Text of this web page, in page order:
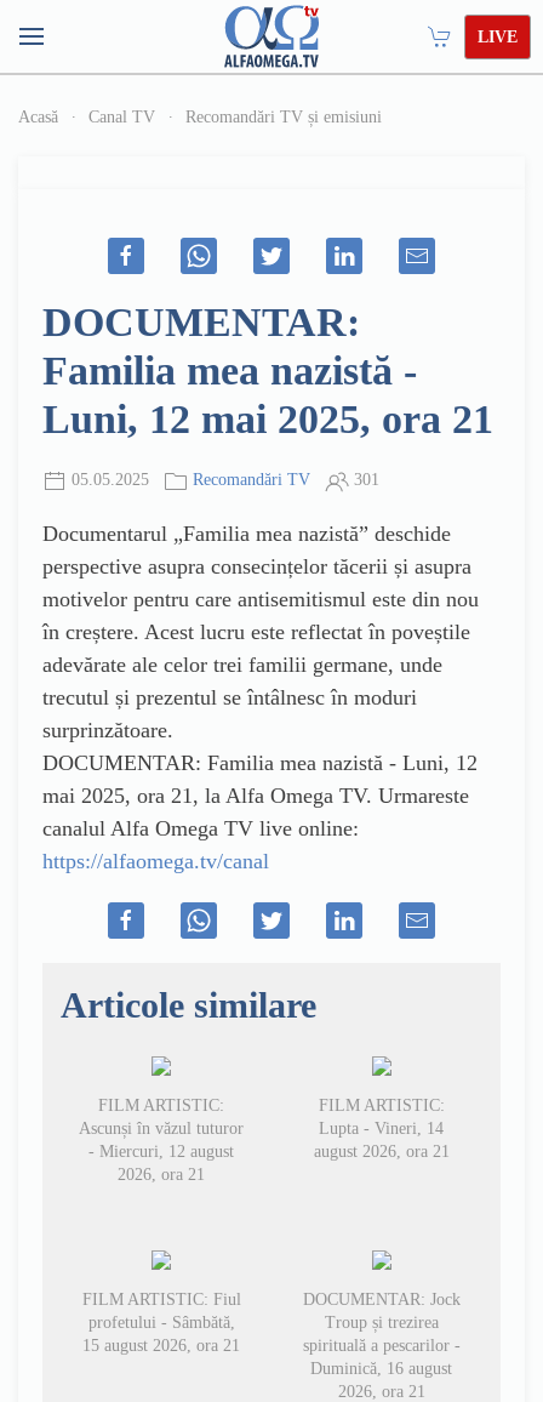
LIVE
Acasă Canal TV Recomandări TV și emisiuni
DOCUMENTAR:
Familia mea nazistă -
Luni, 12 mai 2025, ora 21
05.05.2025 Recomandări TV 301
Documentarul „Familia mea nazistă” deschide
perspective asupra consecințelor tăcerii și asupra
motivelor pentru care antisemitismul este din nou
în creștere. Acest lucru este reflectat în poveștile
adevărate ale celor trei familii germane, unde
trecutul și prezentul se întâlnesc în moduri
surprinzătoare.
DOCUMENTAR: Familia mea nazistă - Luni, 12
mai 2025, ora 21, la Alfa Omega TV. Urmareste
canalul Alfa Omega TV live online:
https://alfaomega.tv/canal
Articole similare
FILM ARTISTIC:
Ascunși în văzul tuturor
- Miercuri, 12 august
2026, ora 21
FILM ARTISTIC:
Lupta - Vineri, 14
august 2026, ora 21
FILM ARTISTIC: Fiul
profetului - Sâmbătă,
15 august 2026, ora 21
DOCUMENTAR: Jock
Troup și trezirea
spirituală a pescarilor -
Duminică, 16 august
2026, ora 21